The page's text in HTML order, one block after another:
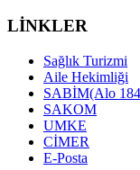
LİNKLER
Sağlık Turizmi
Aile Hekimliği
SABİM(Alo
SAKOM
UMKE
CİMER
E-Posta